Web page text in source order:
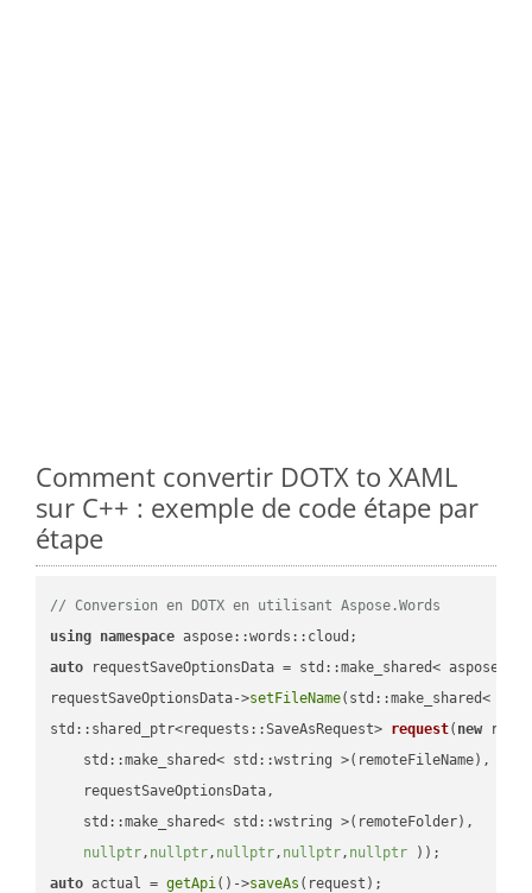
Comment convertir DOTX to XAML
sur C++ : exemple de code étape par
étape
// Conversion en DOTX en utilisant Aspose.Words
using namespace
auto requestSaveOptionsData = std::make_shared<
requestSaveOptionsData->setFileName(std::make_shared<
std::shared_ptr<requests::SaveAsRequest> request( new
    std::make_shared< std::wstring >(remoteFileName),
    requestSaveOptionsData,
    std::make_shared< std::wstring >(remoteFolder),
nullptr, nullptr, nullptr, nullptr, nullptr ))
auto actual = getApi()->saveAs (request);